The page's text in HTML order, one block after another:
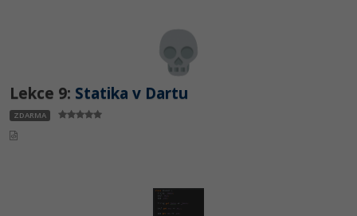
Lekce 9: Statika v Dartu
ZDARMA